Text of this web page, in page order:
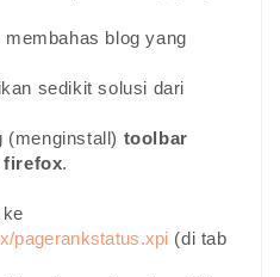
blog yang
sedikit solusi dari
(menginstall) toolbar
firefox.
pagerankstatus.xpi (di tab